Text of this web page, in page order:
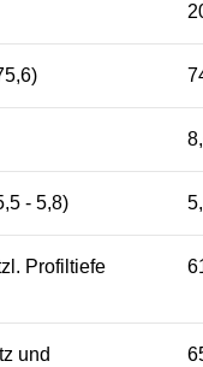
- 5,8)
Profiltiefe
und